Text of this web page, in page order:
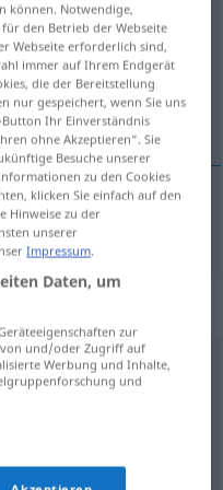
antippen)
können. Notwendige,
den Betrieb der Webseite
Webseite erforderlich sind,
immer auf Ihrem Endgerät
die der Bereitstellung
nur gespeichert, wenn Sie uns
Ihr Einverständnis
ohne Akzeptieren“. Sie
Besuche unserer
zu den Cookies
klicken Sie einfach auf den
Hinweise zu der
unserer
Impressum.
Daten, um
zur
und/oder Zugriff auf
Werbung und Inhalte,
und